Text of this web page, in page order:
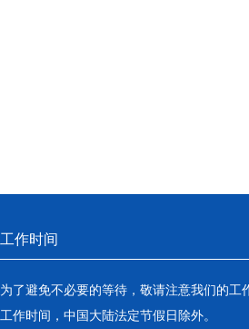
工作时间
为了避免不必要的等待，敬请注意我们的工
工作时间，中国大陆法定节假日除外。